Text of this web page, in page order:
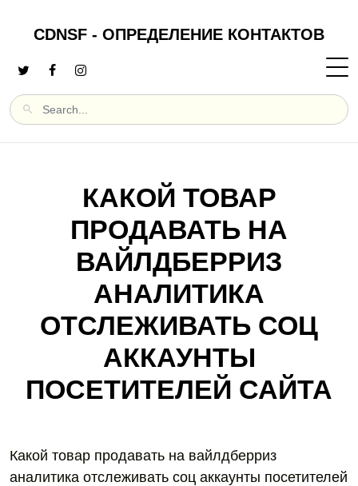
CDNSF - ОПРЕДЕЛЕНИЕ КОНТАКТОВ
КАКОЙ ТОВАР
ПРОДАВАТЬ НА
ВАЙЛДБЕРРИЗ
АНАЛИТИКА
ОТСЛЕЖИВАТЬ СОЦ
АККАУНТЫ
ПОСЕТИТЕЛЕЙ САЙТА
Какой товар продавать на вайлдберриз
аналитика отслеживать соц аккаунты посетителей